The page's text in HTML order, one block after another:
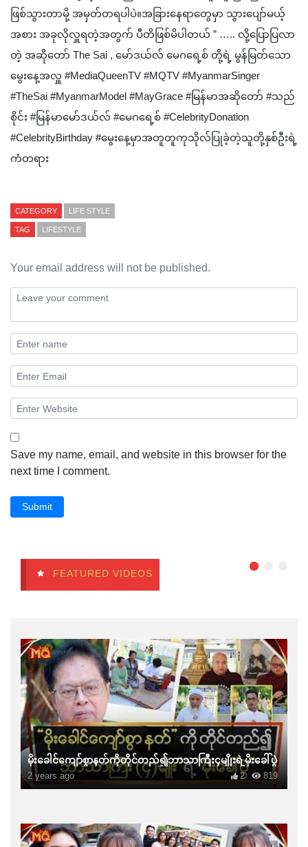
ဖြစ်သွားတာမို့ အမှတ်တရပါပဲ။အခြားနေရာတွေမှာ သွားပျော်မယ့်
အစား အခုလိုလှူရတဲ့အတွက် ပီတိဖြစ်မိပါတယ် ” ….. လို့ပြောပြလာ
တဲ့ အဆိုတော် The Sai , မော်ဒယ်လ် မေဂရေ့စ် တို့ရဲ့ မွန်မြတ်သော
မွေးနေ့အလှူ #MediaQueenTV #MQTV #MyanmarSinger
#TheSai #MyanmarModel #MayGrace #မြန်မာအဆိုတော် #သည်
စိုင်း #မြန်မာမော်ဒယ်လ် #မေဂရေ့စ် #CelebrityDonation
#CelebrityBirthday #မွေးနေ့မှာအတူတူကုသိုလ်ပြုခဲ့တဲ့သူတို့နှစ်ဦးရဲ့
ကံတရား
CATEGORY LIFE STYLE
TAG LIFESTYLE
Your email address will not be published.
Save my name, email, and website in this browser for the
next time I comment.
Submit
FEATURED VIDEOS
မိုးခေါင်ကျော်စွာနတ်ကိုတိုင်တည်၍ဘာသာကြီး၄မျိုးရဲ့မိုးခေါ်ပွဲ
2 years ago 819
2